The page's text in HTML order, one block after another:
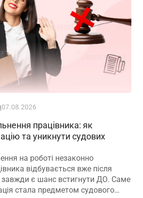
07.08.2026
працівника: як
та уникнути судових
на роботі незаконно
відбувається вже після
завжди є шанс встигнути ДО. Саме
стала предметом судового